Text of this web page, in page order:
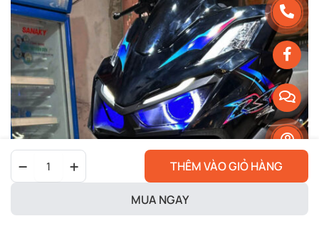
Cầu
Titan
THÊM VÀO GIỎ HÀNG
MUA NGAY